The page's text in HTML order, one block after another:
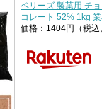
ベリーズ 製菓用 チ
コレート 52% 1kg
価格：1404円（税込